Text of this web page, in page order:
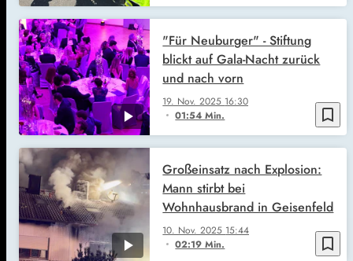
bookmark_border
19. Nov. 2025 16:30
01:54 Min.
"Für Neuburger" - Stiftung
blickt auf Gala-Nacht zurück
und nach vorn
bookmark_border
10. Nov. 2025 15:44
02:19 Min.
Großeinsatz nach Explosion:
Mann stirbt bei
Wohnhausbrand in Geisenfeld